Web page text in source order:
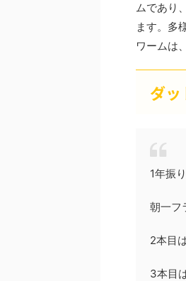
ムであり
ます。多
ワームは
ダッ
1年振
朝一フ
2本目
3本目